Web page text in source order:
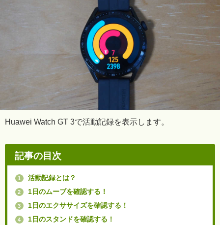
Huawei Watch GT 3で活動記録を表示します。
記事の目次
1 活動記録とは？
2 1日のムーブを確認する！
3 1日のエクササイズを確認する！
4 1日のスタンドを確認する！